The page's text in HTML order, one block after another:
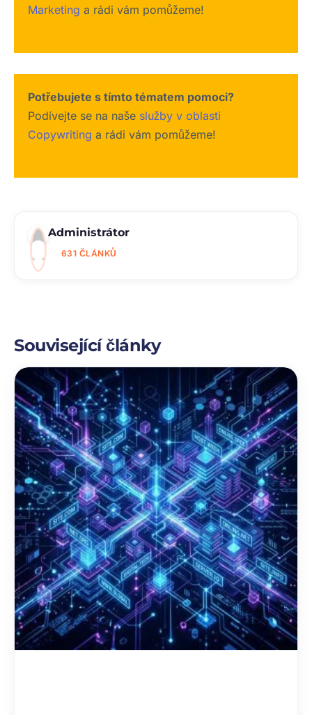
Marketing a rádi vám pomůžeme!
Potřebujete s tímto tématem pomoci?
Podívejte se na naše služby v oblasti
Copywriting a rádi vám pomůžeme!
Administrátor
631 ČLÁNKŮ
Související články